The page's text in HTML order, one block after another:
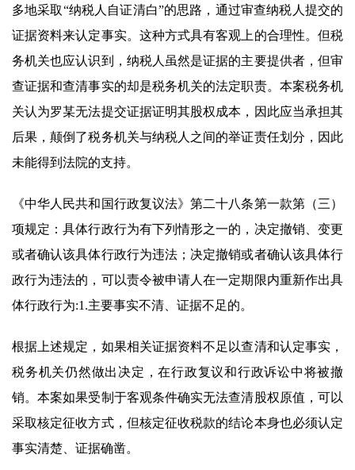
多地采取“纳税人自证清白”的思路，通过审查纳税人提交的
证据资料来认定事实。这种方式具有客观上的合理性。但税
务机关也应认识到，纳税人虽然是证据的主要提供者，但审
查证据和查清事实的却是税务机关的法定职责。本案税务机
关认为罗某无法提交证据证明其股权成本，因此应当承担其
后果，颠倒了税务机关与纳税人之间的举证责任划分，因此
未能得到法院的支持。
《中华人民共和国行政复议法》第二十八条第一款第（三）
项规定：具体行政行为有下列情形之一的，决定撤销、变更
或者确认该具体行政行为违法；决定撤销或者确认该具体行
政行为违法的，可以责令被申请人在一定期限内重新作出具
体行政行为:1.主要事实不清、证据不足的。
根据上述规定，如果相关证据资料不足以查清和认定事实，
税务机关仍然做出决定，在行政复议和行政诉讼中将被撤
销。本案如果受制于客观条件确实无法查清股权原值，可以
采取核定征收方式，但核定征收税款的结论本身也必须认定
事实清楚、证据确凿。